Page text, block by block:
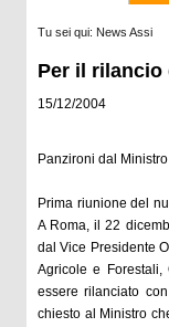
Tu sei qui: News Assi
Per il rilancio
15/12/2004
Panzironi dal
Prima riunione del
A Roma, il 22
dal Vice Presidente
Agricole e Forestali,
essere rilanciato
chiesto al Ministro